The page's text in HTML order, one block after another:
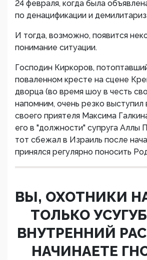
24 февраля, когда была
по денацификации и
И тогда, возможно, появится
понимание ситуации.
Господин Киркоров,
поваленном кресте на сцене
дворца (во время шоу в честь
напомним, очень резко выступил
своего приятеля Максима
его в "должности" супруга Аллы
тот сбежал в Израиль после
принялся регулярно поносить
ВЫ, ОХОТНИКИ
ТОЛЬКО
ВНУТРЕННИЙ
НАЧИНАЕТЕ